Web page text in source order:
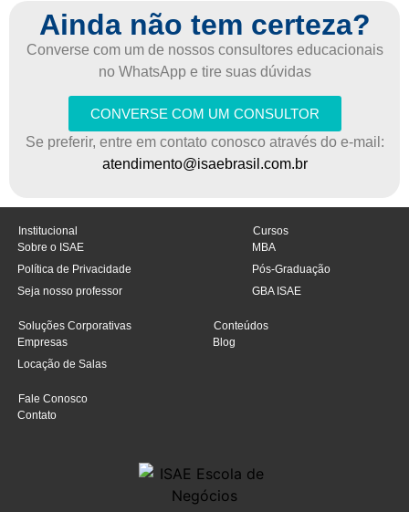
Ainda não tem certeza?
Converse com um de nossos consultores educacionais
no WhatsApp e tire suas dúvidas
CONVERSE COM UM CONSULTOR
Se preferir, entre em contato conosco através do e-mail:
atendimento@isaebrasil.com.br
Institucional
Sobre o ISAE
Política de Privacidade
Seja nosso professor
Cursos
MBA
Pós-Graduação
GBA ISAE
Soluções Corporativas
Empresas
Locação de Salas
Conteúdos
Blog
Fale Conosco
Contato